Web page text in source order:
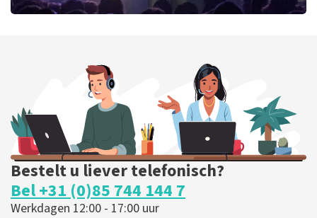
BESTEL NU
Bestelt u liever telefonisch?
Bel +31 (0)85 744 144 7
Werkdagen 12:00 - 17:00 uur